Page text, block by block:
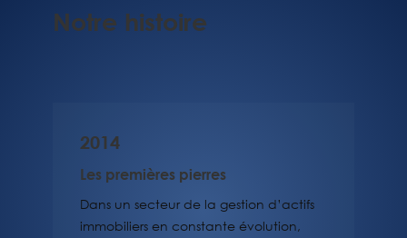
Notre histoire
2014
Les premières pierres
Dans un secteur de la gestion d’actifs
immobiliers en constante évolution,